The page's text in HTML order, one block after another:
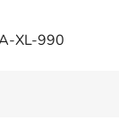
XL-990